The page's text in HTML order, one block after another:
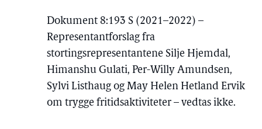
Dokument 8:193 S (2021–2022) –
Representantforslag fra
stortingsrepresentantene Silje Hjemdal,
Himanshu Gulati, Per-Willy Amundsen,
Sylvi Listhaug og May Helen Hetland Ervik
om trygge fritidsaktiviteter – vedtas ikke.